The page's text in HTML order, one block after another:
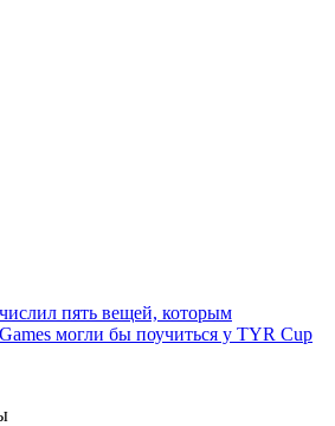
пять вещей, которым
могли бы поучиться у TYR Cup